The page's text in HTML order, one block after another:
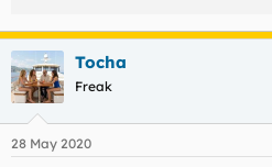
Tocha
Freak
28 May 2020